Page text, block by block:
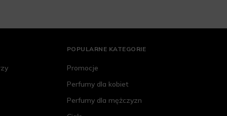
POPULARNE KATEGORIE
Promocje
Perfumy dla kobiet
Perfumy dla mężczyzn